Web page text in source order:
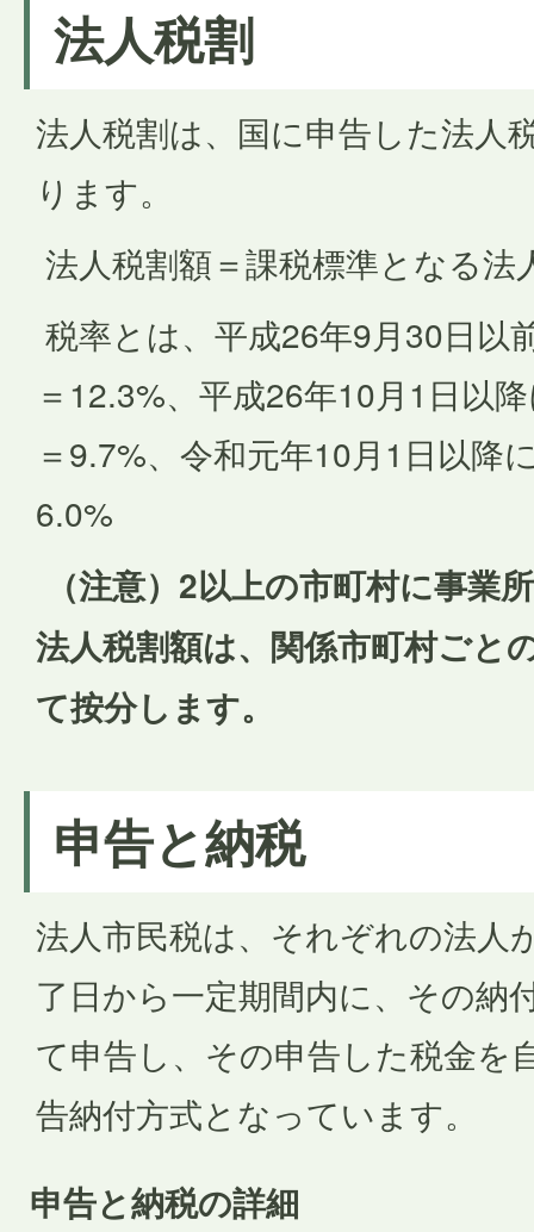
法人税割
法人税割は、国に申告した法人
ります。
法人税割額＝課税標準となる法
税率とは、平成26年9月30日以
＝12.3%、平成26年10月1日以
＝9.7%、令和元年10月1日以降
6.0%
（注意）2以上の市町村に事業
法人税割額は、関係市町村ごと
て按分します。
申告と納税
法人市民税は、それぞれの法人
了日から一定期間内に、その納
て申告し、その申告した税金を
告納付方式となっています。
申告と納税の詳細